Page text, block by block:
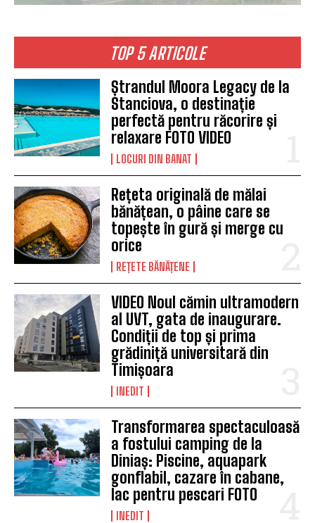
TOP 5 ARTICOLE
Ștrandul Moora Legacy de la
Stanciova, o destinație
perfectă pentru răcorire și
relaxare FOTO VIDEO
LOCURI DIN BANAT
Rețeta originală de mălai
bănățean, o pâine care se
topește în gură și merge cu
orice
REȚETE BĂNĂȚENE
VIDEO Noul cămin ultramodern
al UVT, gata de inaugurare.
Condiții de top și prima
grădiniță universitară din
Timișoara
INEDIT
Transformarea spectaculoasă
a fostului camping de la
Diniaș: Piscine, aquapark
gonflabil, cazare în cabane,
lac pentru pescari FOTO
INEDIT